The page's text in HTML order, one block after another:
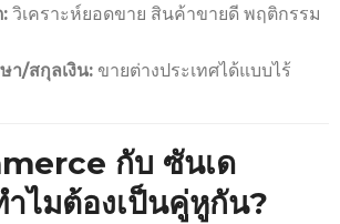
วิเคราะห์ยอดขาย สินค้าขายดี พฤติกรรม
า/สกุลเงิน: ขายต่างประเทศได้แบบไร้
กับ ซันเด
ไมต้องเป็นคู่หูกัน?